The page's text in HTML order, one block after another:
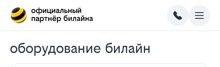
оборудование билайн